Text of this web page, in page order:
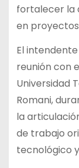
fortalecer la
en
El
reunión con
Universidad
Romani,
la
de trabajo
tecnológico